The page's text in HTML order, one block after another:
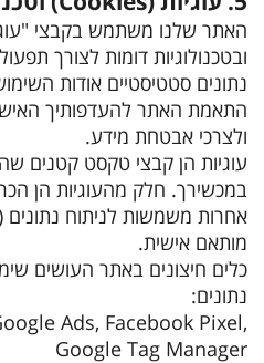
ובטכנולוגיות דומות לצורך
נתונים סטטיסטיים אודות
התאמת האתר להעדפותיך
ולצרכי אבטחת מידע.
עוגיות הן קבצי טקסט קטנים
במכשירך. חלק מהעוגיות הן
אחרות משמשות לניתוח נתונים
מותאם אישית.
כלים חיצונים באתר העושים
נתונים:
Ads, Facebook Pixel,
Google Tag Manager